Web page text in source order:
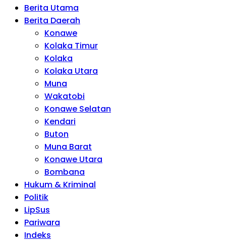
Berita Utama
Berita Daerah
Konawe
Kolaka Timur
Kolaka
Kolaka Utara
Muna
Wakatobi
Konawe Selatan
Kendari
Buton
Muna Barat
Konawe Utara
Bombana
Hukum & Kriminal
Politik
LipSus
Pariwara
Indeks